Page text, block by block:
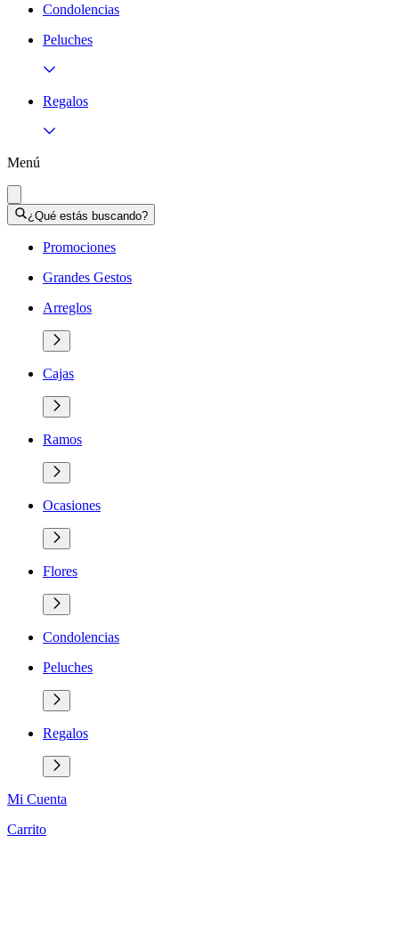
Condolencias
Peluches
Regalos
Menú
¿Qué estás buscando?
Promociones
Grandes Gestos
Arreglos
Cajas
Ramos
Ocasiones
Flores
Condolencias
Peluches
Regalos
Mi Cuenta
Carrito